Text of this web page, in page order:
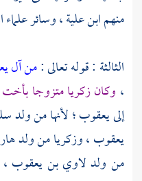
منهم ابن علية ، وسائر
الثالثة : قوله تعالى :من آل
، وكانزكريامتزوجا
إلىيعقوب ؛لأنها من ولد
يعقوب ،وزكريامن ولد
من ولدلاوي بن يعقوب ،